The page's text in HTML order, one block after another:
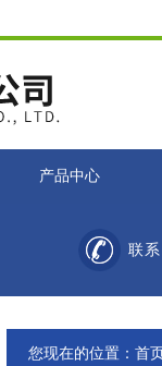
产品中心
联
您现在的位置： 首